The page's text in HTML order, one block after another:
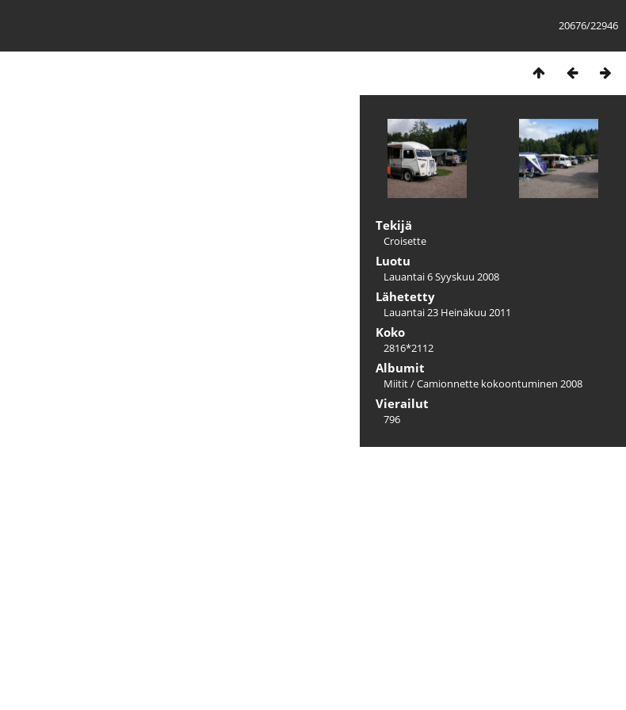
20676/22946
Tekijä
Croisette
Luotu
Lauantai 6 Syyskuu 2008
Lähetetty
Lauantai 23 Heinäkuu 2011
Koko
2816*2112
Albumit
Miitit/Camionnette kokoontuminen 2008
Vierailut
796